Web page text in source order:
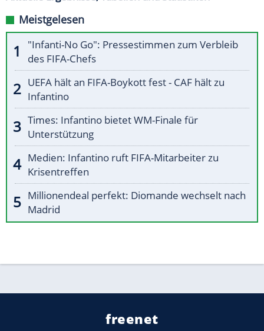
Meistgelesen
"Infanti-No Go": Pressestimmen zum Verbleib
des FIFA-Chefs
UEFA hält an FIFA-Boykott fest - CAF hält zu
Infantino
Times: Infantino bietet WM-Finale für
Unterstützung
Medien: Infantino ruft FIFA-Mitarbeiter zu
Krisentreffen
Millionendeal perfekt: Diomande wechselt nach
Madrid
freenet